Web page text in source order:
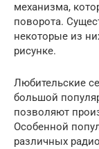
механизма,
поворота.
некоторые из
рисунке.
Любительские
большой
позволяют
Особенной
различных